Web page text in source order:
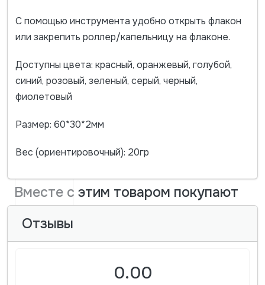
С помощью инструмента удобно открыть флакон
или закрепить роллер/капельницу на флаконе.
Доступны цвета: красный, оранжевый, голубой,
синий, розовый, зеленый, серый, черный,
фиолетовый
Размер: 60*30*2мм
Вес (ориентировочный): 20гр
Вместе с этим товаром покупают
Отзывы
0.00